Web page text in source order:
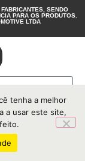
SENDO
PARA OS PRODUTOS.
LTDA
tenha a melhor
a usar este site,